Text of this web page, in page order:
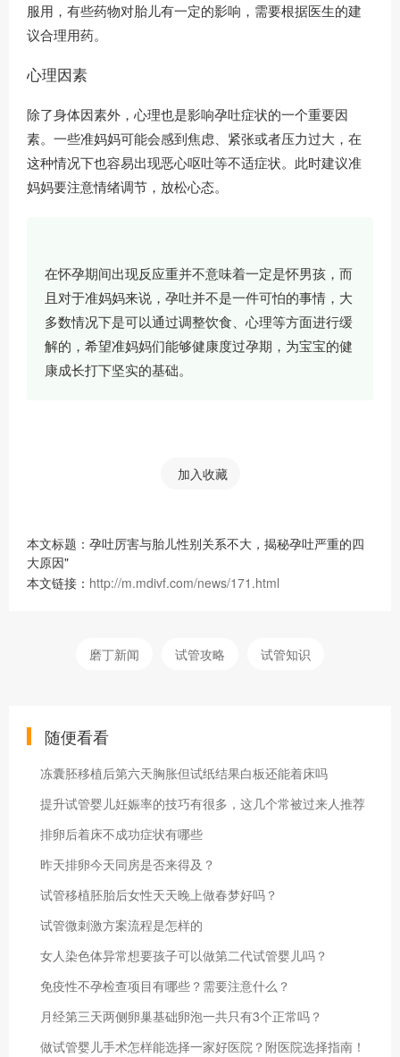
服用，有些药物对胎儿有一定的影响，需要根据医生的建
议合理用药。
心理因素
除了身体因素外，心理也是影响孕吐症状的一个重要因
素。一些准妈妈可能会感到焦虑、紧张或者压力过大，在
这种情况下也容易出现恶心呕吐等不适症状。此时建议准
妈妈要注意情绪调节，放松心态。
在怀孕期间出现反应重并不意味着一定是怀男孩，而
且对于准妈妈来说，孕吐并不是一件可怕的事情，大
多数情况下是可以通过调整饮食、心理等方面进行缓
解的，希望准妈妈们能够健康度过孕期，为宝宝的健
康成长打下坚实的基础。
加入收藏
本文标题：孕吐厉害与胎儿性别关系不大，揭秘孕吐严重的四
大原因"
本文链接： http://m.mdivf.com/news/171.html
磨丁新闻 试管攻略 试管知识
随便看看
冻囊胚移植后第六天胸胀但试纸结果白板还能着床吗
提升试管婴儿妊娠率的技巧有很多，这几个常被过来人推荐
排卵后着床不成功症状有哪些
昨天排卵今天同房是否来得及？
试管移植胚胎后女性天天晚上做春梦好吗？
试管微刺激方案流程是怎样的
女人染色体异常想要孩子可以做第二代试管婴儿吗？
免疫性不孕检查项目有哪些？需要注意什么？
月经第三天两侧卵巢基础卵泡一共只有3个正常吗？
做试管婴儿手术怎样能选择一家好医院？附医院选择指南！